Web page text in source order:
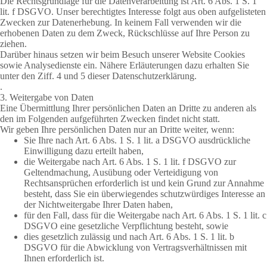
lit. f DSGVO. Unser berechtigtes Interesse folgt aus oben aufgelisteten
Zwecken zur Datenerhebung. In keinem Fall verwenden wir die
erhobenen Daten zu dem Zweck, Rückschlüsse auf Ihre Person zu
ziehen.
Darüber hinaus setzen wir beim Besuch unserer Website Cookies
sowie Analysedienste ein. Nähere Erläuterungen dazu erhalten Sie
unter den Ziff. 4 und 5 dieser Datenschutzerklärung.
.
3. Weitergabe von Daten
Eine Übermittlung Ihrer persönlichen Daten an Dritte zu anderen als
den im Folgenden aufgeführten Zwecken findet nicht statt.
Wir geben Ihre persönlichen Daten nur an Dritte weiter, wenn:
Sie Ihre nach Art. 6 Abs. 1 S. 1 lit. a DSGVO ausdrückliche
Einwilligung dazu erteilt haben,
die Weitergabe nach Art. 6 Abs. 1 S. 1 lit. f DSGVO zur
Geltendmachung, Ausübung oder Verteidigung von
Rechtsansprüchen erforderlich ist und kein Grund zur Annahme
besteht, dass Sie ein überwiegendes schutzwürdiges Interesse an
der Nichtweitergabe Ihrer Daten haben,
für den Fall, dass für die Weitergabe nach Art. 6 Abs. 1 S. 1 lit. c
DSGVO eine gesetzliche Verpflichtung besteht, sowie
dies gesetzlich zulässig und nach Art. 6 Abs. 1 S. 1 lit. b
DSGVO für die Abwicklung von Vertragsverhältnissen mit
Ihnen erforderlich ist.